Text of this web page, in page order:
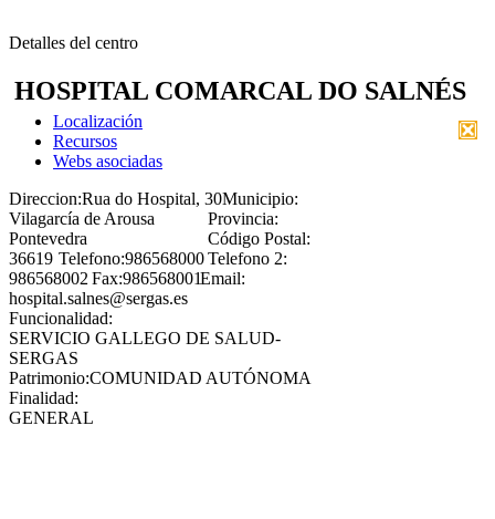
Detalles del centro
HOSPITAL COMARCAL DO SALNÉS
Localización
Recursos
Webs asociadas
Direccion:Rua do Hospital, 30Municipio:
Vilagarcía de Arousa
Provincia:
Pontevedra
Código Postal:
36619 Telefono:986568000Telefono 2:
986568002 Fax:986568001Email:
hospital.salnes@sergas.es
Funcionalidad:
SERVICIO GALLEGO DE SALUD-
SERGAS
Patrimonio:COMUNIDAD AUTÓNOMA
Finalidad:
GENERAL